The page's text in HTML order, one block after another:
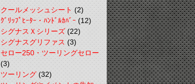
クールメッシュシート(2)
ｸﾞﾘｯﾌﾟﾋｰﾀｰ・ﾊﾝﾄﾞﾙｶﾊﾞｰ(12)
シグナスＸシリーズ(22)
シグナスグリファス(3)
セロー250・ツーリングセロー
(3)
ツーリング(32)